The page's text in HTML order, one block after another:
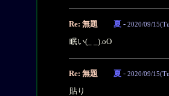
Re: 無題 夏 - 2020/09/
眠い(_ _).oO
Re: 無題 夏 - 2020/09/
貼り